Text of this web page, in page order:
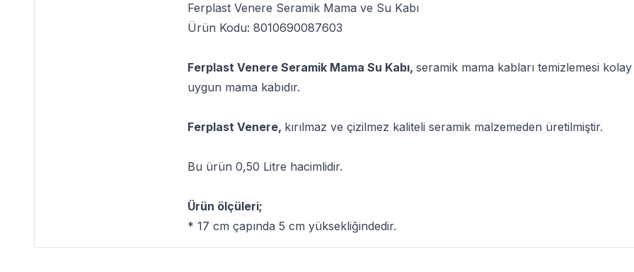
Ferplast Venere Seramik Mama ve Su Kabı
Ürün Kodu: 8010690087603
Ferplast Venere Seramik Mama Su Kabı, seramik mama kabları temizlemesi
uygun mama kabıdır.
Ferplast Venere, kırılmaz ve çizilmez kaliteli seramik malzemeden üretilmiştir.
Bu ürün 0,50 Litre hacimlidir.
Ürün ölçüleri;
* 17 cm çapında 5 cm yüksekliğindedir.